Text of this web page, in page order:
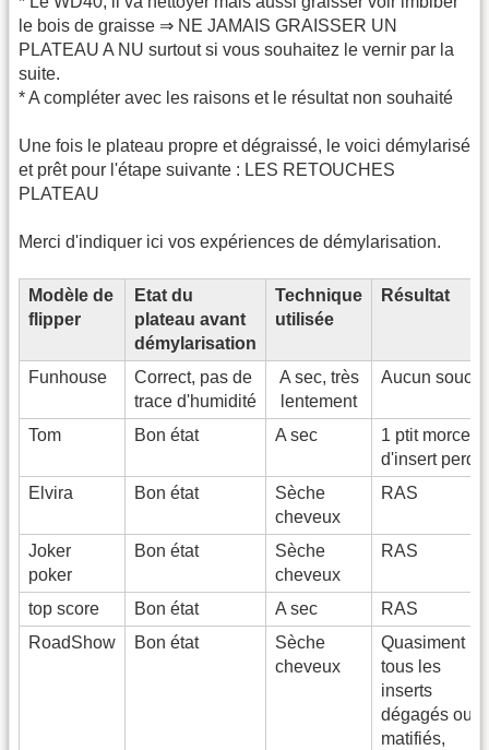
le bois de graisse ⇒ NE JAMAIS GRAISSER UN
PLATEAU A NU surtout si vous souhaitez le vernir par la
suite.
* A compléter avec les raisons et le résultat non souhaité
Une fois le plateau propre et dégraissé, le voici démylarisé
et prêt pour l'étape suivante : LES RETOUCHES
PLATEAU
Merci d'indiquer ici vos expériences de démylarisation.
Modèle de
flipper
Etat du
plateau avant
démylarisation
Technique
utilisée
Résultat
Funhouse
Correct, pas de
trace d'humidité
A sec, très
lentement
Aucun souci
Tom Bon état A sec
1 ptit morceau
d'insert perdu
Elvira
Bon état
Sèche
cheveux
RAS
Joker
poker
Bon état
Sèche
cheveux
RAS
top score Bon état A sec
RAS
RoadShow
Bon état
Sèche
cheveux
Quasiment
tous les
inserts
dégagés ou
matifiés,